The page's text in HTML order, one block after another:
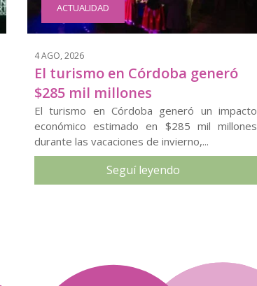
ACTUALIDAD
4 AGO, 2026
El turismo en Córdoba generó
$285 mil millones
El turismo en Córdoba generó un impacto
económico estimado en $285 mil millones
durante las vacaciones de invierno,...
Seguí leyendo